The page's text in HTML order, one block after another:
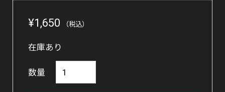
¥1,650 （税込）
在庫あり
数量
【限
定